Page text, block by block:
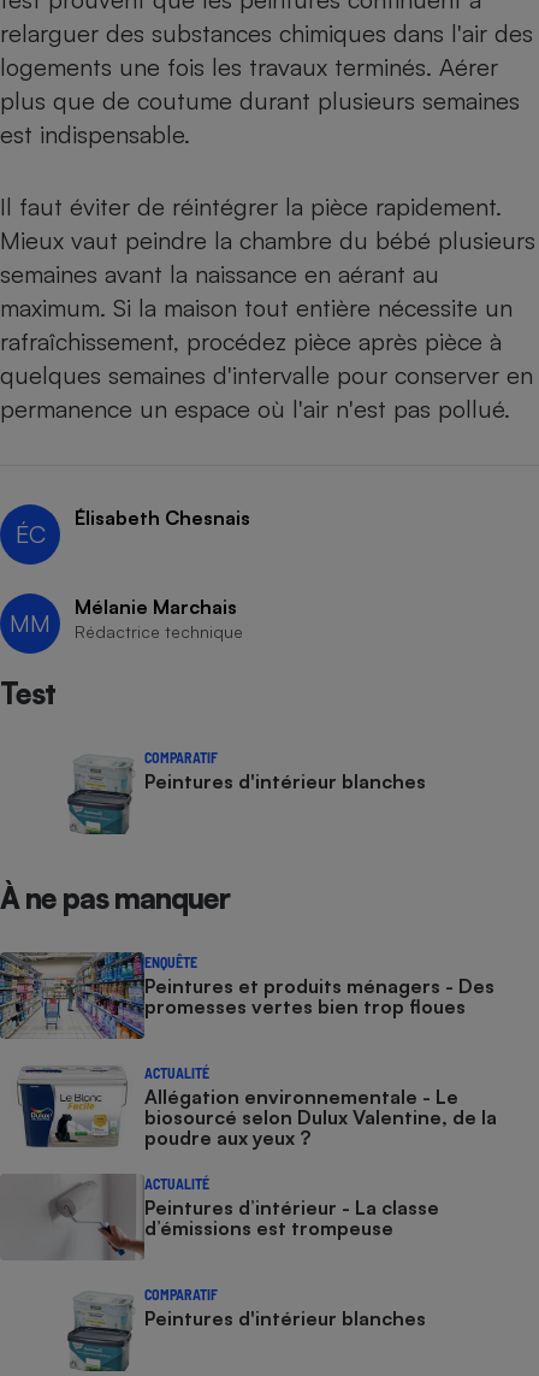
relarguer des substances chimiques dans l'air des
logements une fois les travaux terminés. Aérer
plus que de coutume durant plusieurs semaines
est indispensable.
Il faut éviter de réintégrer la pièce rapidement.
Mieux vaut peindre la chambre du bébé plusieurs
semaines avant la naissance en aérant au
maximum. Si la maison tout entière nécessite un
rafraîchissement, procédez pièce après pièce à
quelques semaines d'intervalle pour conserver en
permanence un espace où l'air n'est pas pollué.
ÉC
Élisabeth Chesnais
MM
Mélanie Marchais
Rédactrice technique
Test
COMPARATIF
Peintures d'intérieur blanches
À ne pas manquer
ENQUÊTE
Peintures et produits ménagers - Des
promesses vertes bien trop floues
ACTUALITÉ
Allégation environnementale - Le
biosourcé selon Dulux Valentine, de la
poudre aux yeux ?
ACTUALITÉ
Peintures d’intérieur - La classe
d’émissions est trompeuse
COMPARATIF
Peintures d'intérieur blanches